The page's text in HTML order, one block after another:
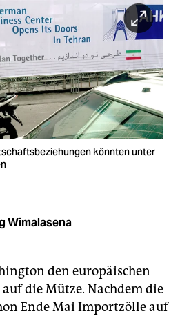
könnten unter
Wimalasena
den europäischen
die Mütze. Nachdem die
Ende Mai Importzölle auf